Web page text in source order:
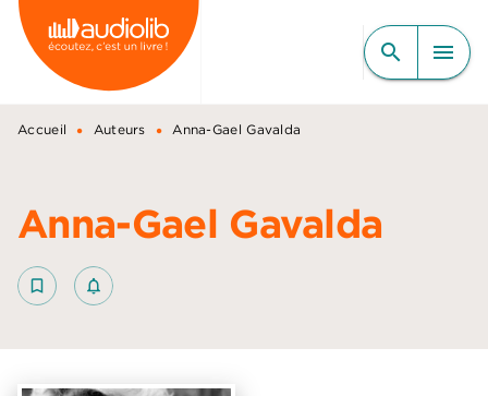
MENU RECHERCHE
CONTENU
PIED DE PAGE
search menu
Accueil • Auteurs • Anna-Gael Gavalda
Anna-Gael Gavalda
bookmark_border notifications_none_outlined